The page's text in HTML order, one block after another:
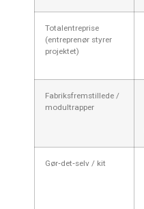
Totalentreprise
(entreprenør styrer
projektet)
Fabriksfremstillede /
modultrapper
Gør‑det‑selv / kit